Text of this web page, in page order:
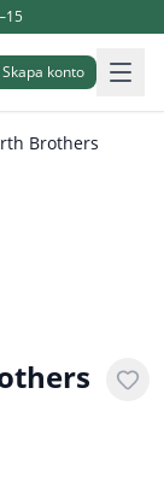
Skapa konto
Brothers